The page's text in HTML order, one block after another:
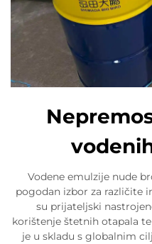
Vodene emulzije nude
pogodan izbor za različite
su prijateljski
korištenje štetnih otapala
je u skladu s globalnim